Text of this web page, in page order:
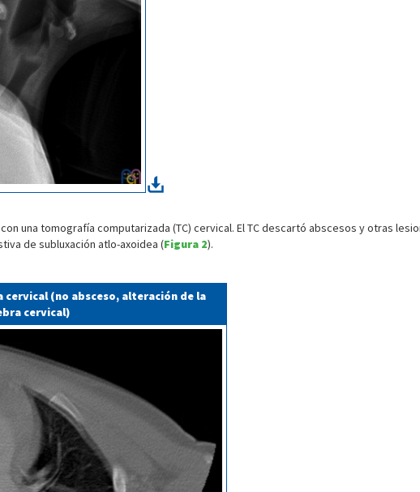
una tomografía computarizada (TC) cervical. El TC descartó abscesos y otras
de subluxación atlo-axoidea (Figura 2).
(no absceso, alteración de la
cervical)